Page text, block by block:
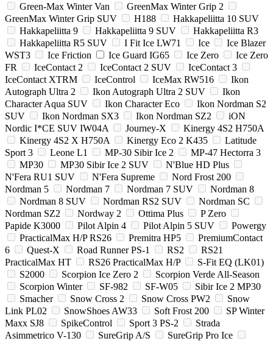
Green-Max Winter Van
GreenMax Winter Grip 2
GreenMax Winter Grip SUV
H188
Hakkapeliitta 10 SUV
Hakkapeliitta 9
Hakkapeliitta 9 SUV
Hakkapeliitta R3
Hakkapeliitta R5 SUV
I Fit Ice LW71 Ice
Ice Blazer
WST3
Ice Friction Ice Guard IG65 Ice Zero
Ice Zero
FR
IceContact 2 IceContact 2 SUV
IceContact 3
IceContact XTRM
IceControl IceMax RW516
Ikon
Autograph Ultra 2
Ikon Autograph Ultra 2 SUV
Ikon
Character Aqua SUV
Ikon Character Eco
Ikon Nordman S2
SUV
Ikon Nordman SX3 Ikon Nordman SZ2
iON
Nordic I*CE SUV IW04A
Journey-X
Kinergy 4S2 H750A
Kinergy 4S2 X H750A
Kinergy Eco 2 K435
Latitude
Sport 3
Leone L1 MP-30 Sibir Ice 2
MP-47 Hectorra 3
MP30
MP30 Sibir Ice 2 SUV
N'Blue HD Plus
N'Fera RU1 SUV
N'Fera Supreme
Nord Frost 200
Nordman 5
Nordman 7 Nordman 7 SUV
Nordman 8
Nordman 8 SUV
Nordman RS2 SUV
Nordman SC
Nordman SZ2
Nordway 2 Ottima Plus
P Zero
Papide K3000
Pilot Alpin 4 Pilot Alpin 5 SUV
Powergy
PracticalMax H/P RS26
Premitra HP5
PremiumContact
6
Quest-X Road Runner PS-1 RS2
RS21
PracticalMax HT
RS26 PracticalMax H/P
S-Fit EQ (LK01)
S2000
Scorpion Ice Zero 2
Scorpion Verde All-Season
Scorpion Winter
SF-982 SF-W05
Sibir Ice 2 MP30
Smacher
Snow Cross 2 Snow Cross PW2
Snow
Link PL02
SnowShoes AW33 Soft Frost 200
SP Winter
Maxx SJ8
SpikeControl Sport 3 PS-2
Strada
Asimmetrico V-130
SureGrip A/S
SureGrip Pro Ice